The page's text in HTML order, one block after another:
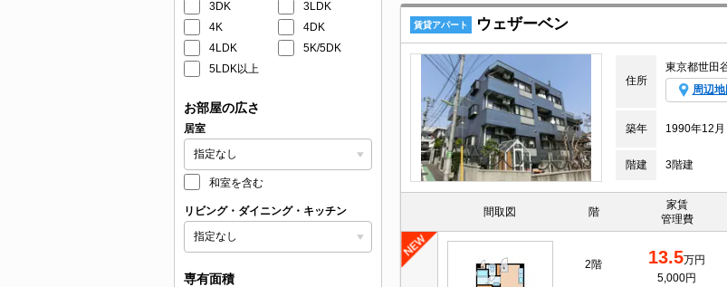
3DK
3LDK
4K
4DK
4LDK
5K/5DK
5LDK以上
お部屋の広さ
居室
和室を含む
リビング・ダイニング・キッチン
専有面積
賃貸アパート ウェザーベン
住所
東京都世田
周辺地
築年 1990年12月
階建 3階建
間取図 階
家賃
管理費
2階 13.5万円
5,000円